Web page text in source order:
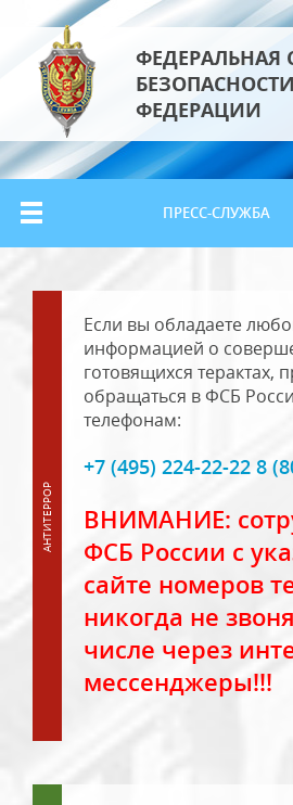
ФЕДЕРАЛЬНАЯ
ФЕДЕРАЦИИ
ПРЕСС-СЛУЖБА
Если вы обладаете
информацией о
готовящихся терактах,
обращаться в ФСБ
телефонам:
+7 (495) 224-22-22 8
ВНИМАНИЕ:
ФСБ России с
сайте номеров
никогда не
числе через
мессенджеры!!!